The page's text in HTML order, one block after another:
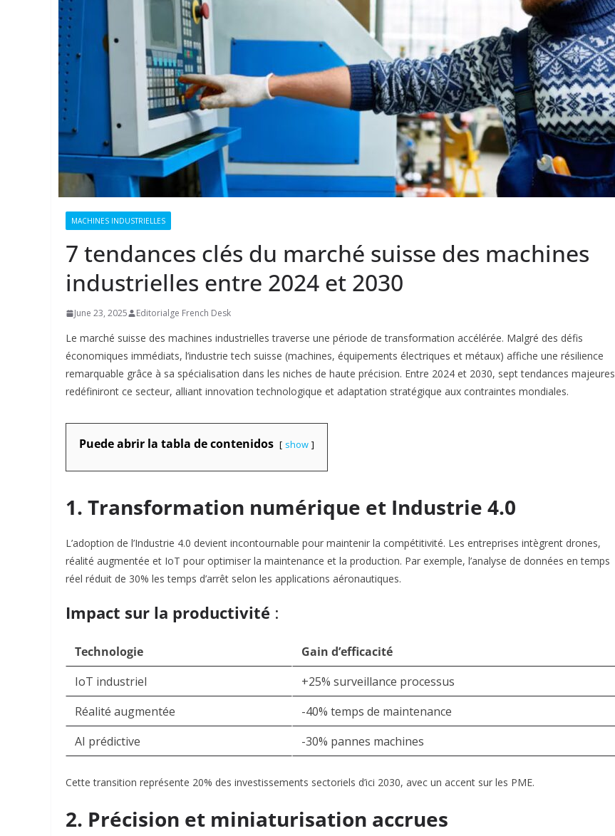
MACHINES INDUSTRIELLES
7 tendances clés du marché suisse des machines
industrielles entre 2024 et 2030
June 23, 2025 Editorialge French Desk
Le marché suisse des machines industrielles traverse une période de transformation accélérée. Malgré des défis
économiques immédiats, l’industrie tech suisse (machines, équipements électriques et métaux) affiche une résilience
remarquable grâce à sa spécialisation dans les niches de haute précision. Entre 2024 et 2030, sept tendances majeures
redéfiniront ce secteur, alliant innovation technologique et adaptation stratégique aux contraintes mondiales.
Puede abrir la tabla de contenidos show
1. Transformation numérique et Industrie 4.0
L’adoption de l’Industrie 4.0 devient incontournable pour maintenir la compétitivité. Les entreprises intègrent drones,
réalité augmentée et IoT pour optimiser la maintenance et la production. Par exemple, l’analyse de données en temps
réel réduit de 30% les temps d’arrêt selon les applications aéronautiques.
Impact sur la productivité :
Technologie
Gain d’efficacité
IoT industriel
+25% surveillance processus
Réalité augmentée
-40% temps de maintenance
AI prédictive
-30% pannes machines
Cette transition représente 20% des investissements sectoriels d’ici 2030, avec un accent sur les PME.
2. Précision et miniaturisation accrues